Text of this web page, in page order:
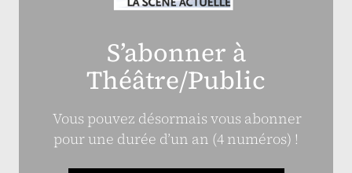
S’abonner à
Théâtre/Public
Vous pouvez désormais vous abonner
pour une durée d’un an (4 numéros) !